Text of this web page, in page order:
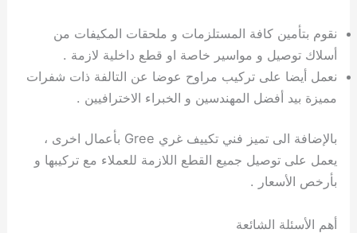
نقوم بتأمين كافة المستلزمات و ملحقات المكيفات من
أسلاك توصيل و مواسير خاصة او قطع داخلية لازمة .
نعمل أيضا على تركيب مراوح عوضا عن التالفة ذات شفرات
مميزة بيد أفضل المهندسين و الخبراء الاخترافيين .
بالإضافة الى تميز فني تكييف غري Gree بأعمال اخرى ،
يعمل على توصيل جميع القطع اللازمة للعملاء مع تركيبها و
بأرخص الأسعار .
أهم الأسئلة الشائعة